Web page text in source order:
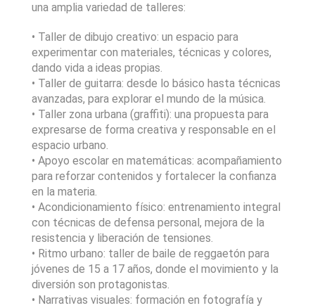
una amplia variedad de talleres:
• Taller de dibujo creativo: un espacio para
experimentar con materiales, técnicas y colores,
dando vida a ideas propias.
• Taller de guitarra: desde lo básico hasta técnicas
avanzadas, para explorar el mundo de la música.
• Taller zona urbana (graffiti): una propuesta para
expresarse de forma creativa y responsable en el
espacio urbano.
• Apoyo escolar en matemáticas: acompañamiento
para reforzar contenidos y fortalecer la confianza
en la materia.
• Acondicionamiento físico: entrenamiento integral
con técnicas de defensa personal, mejora de la
resistencia y liberación de tensiones.
• Ritmo urbano: taller de baile de reggaetón para
jóvenes de 15 a 17 años, donde el movimiento y la
diversión son protagonistas.
• Narrativas visuales: formación en fotografía y